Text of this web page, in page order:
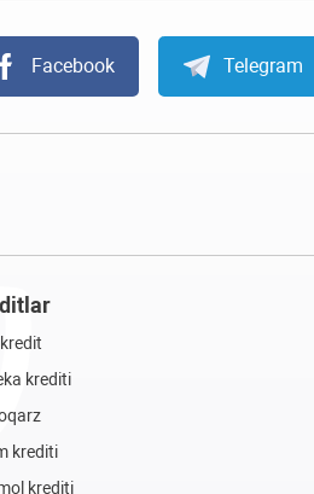
Facebook Telegram
krediti
krediti
krediti